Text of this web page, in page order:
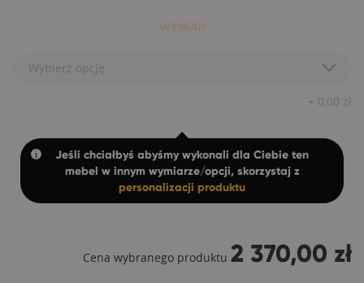
WYMIAR
Wybierz opcję...
+ 0,00 zł
Jeśli chciałbyś abyśmy wykonali dla Ciebie ten
mebel w innym wymiarze/opcji, skorzystaj z
personalizacji produktu
Cena wybranego produktu 2 370,00 zł